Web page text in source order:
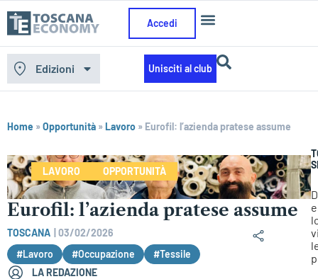
Accedi
Edizioni Unisciti al club
Home »Opportunità »Lavoro » Eurofil: l’azienda pratese assume
LAVORO OPPORTUNITÀ
Eurofil: l’azienda pratese assume
TOSCANA
03/02/2026
#Lavoro
#Occupazione
#Tessile
LA REDAZIONE